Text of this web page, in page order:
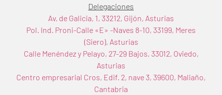
Delegaciones
Av. de Galicia, 1, 33212, Gijón, Asturias
Pol. Ind. Proni-Calle «E» -Naves 8-10, 33199, Meres
(Siero), Asturias
Calle Menéndez y Pelayo, 27-29 Bajos, 33012, Oviedo,
Asturias
Centro empresarial Cros, Edif. 2, nave 3, 39600, Maliaño,
Cantabria